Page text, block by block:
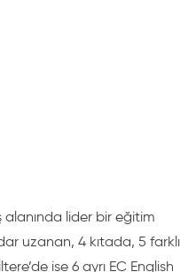
alanında lider bir eğitim
uzanan, 4 kıtada, 5 farklı
ise 6 ayrı EC English